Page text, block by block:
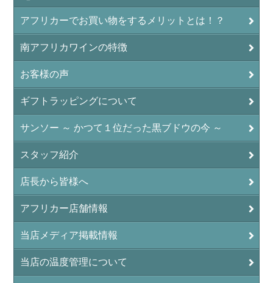
アフリカーでお買い物をするメリットとは！？
南アフリカワインの特徴
お客様の声
ギフトラッピングについて
サンソー ～ かつて１位だった黒ブドウの今 ～
スタッフ紹介
店長から皆様へ
アフリカー店舗情報
当店メディア掲載情報
当店の温度管理について